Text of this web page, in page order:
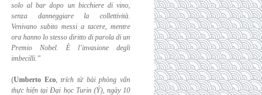
solo albar dopo un bicchiere di vino,
senza danneggiare la collettività.
Venivano subito messi a tacere, mentre
ora hanno lo stesso diritto di parola di un
Premio Nobel. È l’invasione degli
imbecilli.”
(Umberto Eco,trích từ bài phỏng vấn
thực hiện tại Đại học Turin (Ý), ngày 10